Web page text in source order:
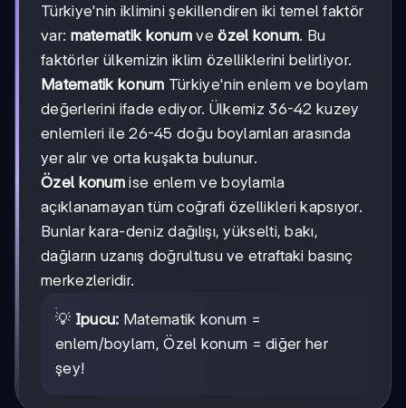
Türkiye'nin iklimini şekillendiren iki temel faktör
var: matematik konum veözel konum. Bu
faktörler ülkemizin iklim özelliklerini belirliyor.
Matematik konum Türkiye'nin enlem ve boylam
değerlerini ifade ediyor. Ülkemiz 36-42 kuzey
enlemleri ile 26-45 doğu boylamları arasında
yer alır ve orta kuşakta bulunur.
Özel konum ise enlem ve boylamla
açıklanamayan tüm coğrafi özellikleri kapsıyor.
Bunlar kara-deniz dağılışı, yükselti, bakı,
dağların uzanış doğrultusu ve etraftaki basınç
merkezleridir.
💡 Ipucu: Matematik konum =
enlem/boylam, Özel konum = diğer her
şey!